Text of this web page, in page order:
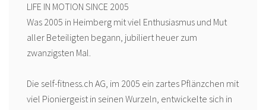
LIFE IN MOTION SINCE 2005
Was 2005 in Heimberg mit viel Enthusiasmus und Mut
aller Beteiligten begann, jubiliert heuer zum
zwanzigsten Mal.
Die self-fitness.ch AG, im 2005 ein zartes Pflänzchen mit
viel Pioniergeist in seinen Wurzeln, entwickelte sich in